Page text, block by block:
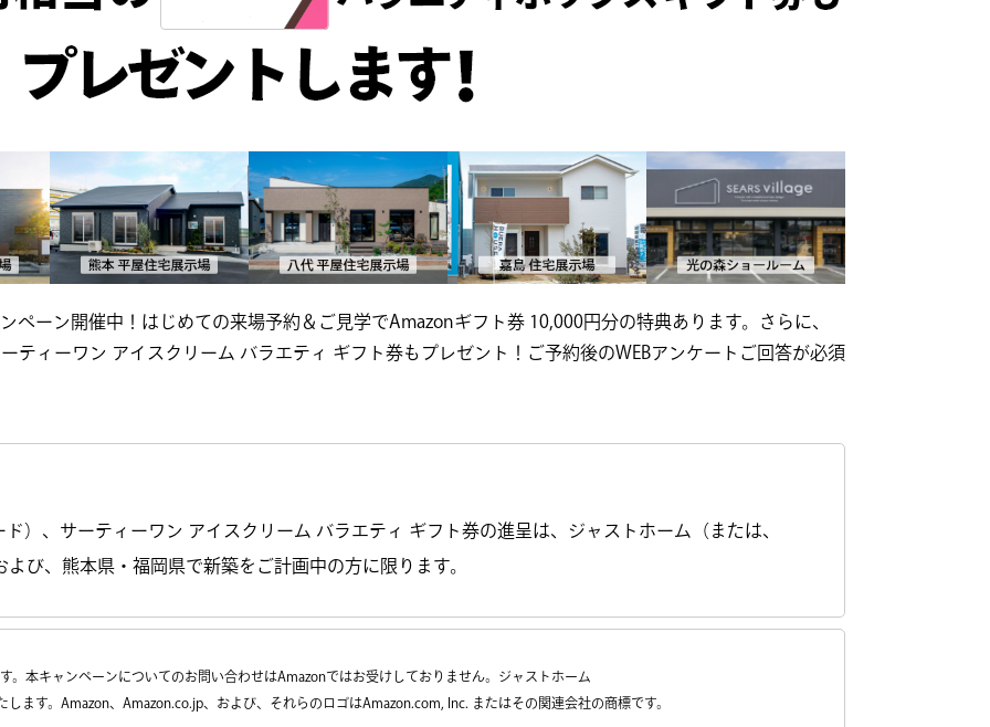
ペーン開催中！はじめての来場予約＆ご見学でAmazonギフト券 10,000円分の特典あります。さらに、
ティーワン アイスクリーム バラエティ ギフト券もプレゼント！ご予約後のWEBアンケートご回答が必須
）、サーティーワン アイスクリーム バラエティ ギフト券の進呈は、ジャストホーム（または、
び、熊本県・福岡県で新築をご計画中の方に限ります。
。本キャンペーンについてのお問い合わせはAmazonではお受けしておりません。ジャストホーム
します。Amazon、Amazon.co.jp、および、それらのロゴはAmazon.com, Inc. またはその関連会社の商標です。